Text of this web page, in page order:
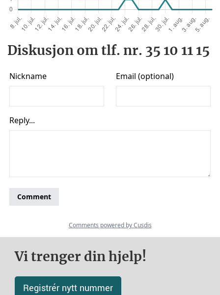
Diskusjon om tlf. nr. 35 10 11 15
Vi trenger din hjelp!
Registrér nytt nummer